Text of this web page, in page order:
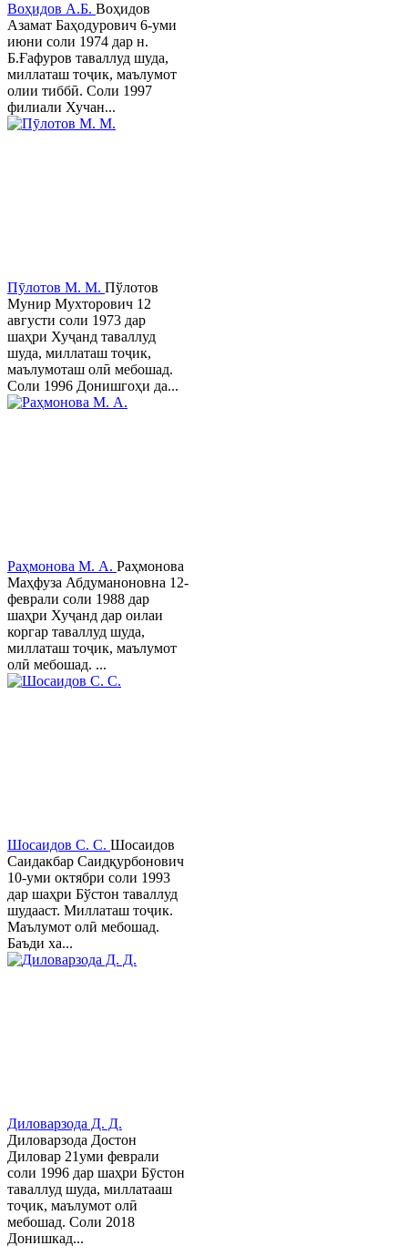
Воҳидов А.Б. Воҳидов
Азамат Баҳодурович 6-уми
июни соли 1974 дар н.
Б.Ғафуров таваллуд шуда,
миллаташ тоҷик, маълумот
олии тиббӣ. Соли 1997
филиали Хучан...
Пӯлотов М. М. Пўлотов
Мунир Мухторович 12
августи соли 1973 дар
шаҳри Хуҷанд таваллуд
шуда, миллаташ тоҷик,
маълумоташ олӣ мебошад.
Соли 1996 Донишгоҳи да...
Раҳмонова М. А. Раҳмонова
Маҳфуза Абдуманоновна 12-
феврали соли 1988 дар
шаҳри Хуҷанд дар оилаи
коргар таваллуд шуда,
миллаташ тоҷик, маълумот
олӣ мебошад. ...
Шосаидов С. С. Шосаидов
Саидакбар Саидқурбонович
10-уми октябри соли 1993
дар шаҳри Бўстон таваллуд
шудааст. Миллаташ тоҷик.
Маълумот олӣ мебошад.
Баъди ха...
Диловарзода Д. Д.
Диловарзода Достон
Диловар 21уми феврали
соли 1996 дар шаҳри Бӯстон
таваллуд шуда, миллатааш
тоҷик, маълумот олӣ
мебошад. Соли 2018
Донишкад...